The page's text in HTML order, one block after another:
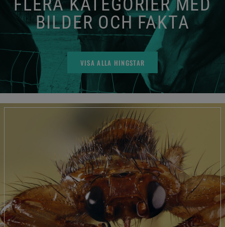
FLERA KATEGORIER MED
BILDER OCH FAKTA
VISA ALLA HINGSTAR